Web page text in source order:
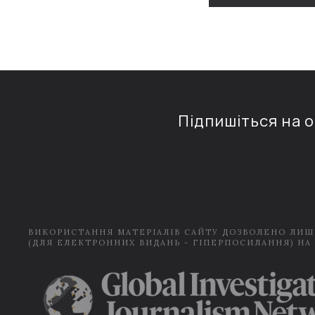
Підпишіться на
ВИКОРИСТАННЯ МАТЕРІАЛІВ САЙТУ ДОЗВОЛЕНО
(ДЛЯ ЕЛЕКТРОННИХ ВИДАНЬ - ГІПЕРПОСИЛАННЯ) НА